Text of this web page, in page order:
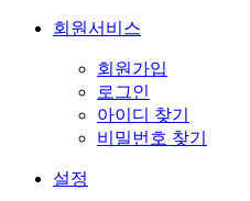
회원서비스
회원가입
로그인
아이디 찾기
비밀번호 찾기
설정